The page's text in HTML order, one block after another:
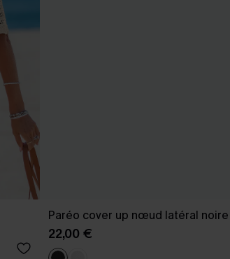
Paréo cover up nœud latéral noire
22,00 €